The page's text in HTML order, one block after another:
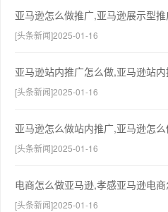
亚马逊怎么做推广,亚马逊展示型
[头条新闻]2025-01-16
亚马逊站内推广怎么做,亚马逊站
[头条新闻]2025-01-16
亚马逊怎么做站内推广,亚马逊怎
[头条新闻]2025-01-16
电商怎么做亚马逊,孝感亚马逊电
[头条新闻]2025-01-16